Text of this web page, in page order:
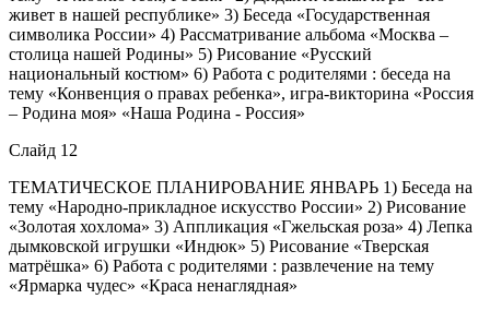
живет в нашей республике» 3) Беседа «Государственная
символика России» 4) Рассматривание альбома «Москва –
столица нашей Родины» 5) Рисование «Русский
национальный костюм» 6) Работа с родителями : беседа на
тему «Конвенция о правах ребенка», игра-викторина «Россия
– Родина моя» «Наша Родина - Россия»
Слайд 12
ТЕМАТИЧЕСКОЕ ПЛАНИРОВАНИЕ ЯНВАРЬ 1) Беседа на
тему «Народно-прикладное искусство России» 2) Рисование
«Золотая хохлома» 3) Аппликация «Гжельская роза» 4) Лепка
дымковской игрушки «Индюк» 5) Рисование «Тверская
матрёшка» 6) Работа с родителями : развлечение на тему
«Ярмарка чудес» «Краса ненаглядная»